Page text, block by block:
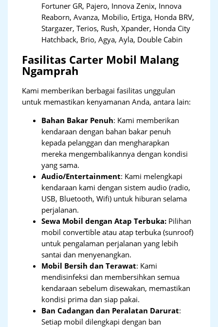
Fortuner GR, Pajero, Innova Zenix, Innova
Reaborn, Avanza, Mobilio, Ertiga, Honda BRV,
Stargazer, Terios, Rush, Xpander, Honda City
Hatchback, Brio, Agya, Ayla, Double Cabin
Fasilitas Carter Mobil Malang
Ngamprah
Kami memberikan berbagai fasilitas unggulan
untuk memastikan kenyamanan Anda, antara lain:
Bahan Bakar Penuh: Kami memberikan
kendaraan dengan bahan bakar penuh
kepada pelanggan dan mengharapkan
mereka mengembalikannya dengan kondisi
yang sama.
Audio/Entertainment: Kami melengkapi
kendaraan kami dengan sistem audio (radio,
USB, Bluetooth, Wifi) untuk hiburan selama
perjalanan.
Sewa Mobil dengan Atap Terbuka: Pilihan
mobil convertible atau atap terbuka (sunroof)
untuk pengalaman perjalanan yang lebih
santai dan menyenangkan.
Mobil Bersih dan Terawat: Kami
mendisinfeksi dan membersihkan semua
kendaraan sebelum disewakan, memastikan
kondisi prima dan siap pakai.
Ban Cadangan dan Peralatan Darurat:
Setiap mobil dilengkapi dengan ban